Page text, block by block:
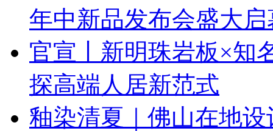
年中新品发布会盛大启
官宣丨新明珠岩板×知
探高端人居新范式
釉染清夏｜佛山在地